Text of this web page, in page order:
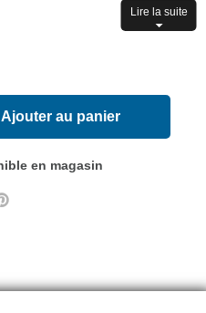
kg
Lire la suite
Ajouter au panier
en magasin